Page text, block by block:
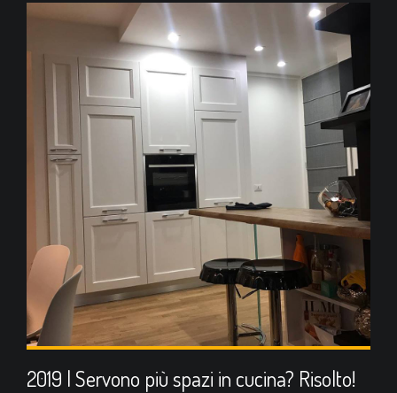
2019 | Servono più spazi in cucina? Risolto!